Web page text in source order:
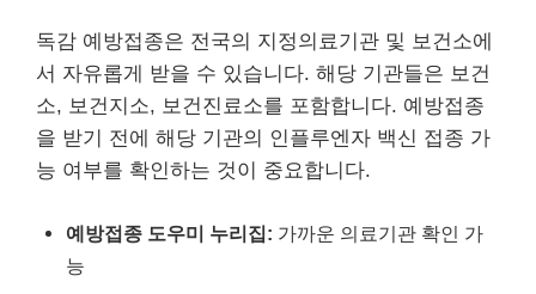
독감 예방접종은 전국의 지정의료기관 및 보건소에
서 자유롭게 받을 수 있습니다. 해당 기관들은 보건
소, 보건지소, 보건진료소를 포함합니다. 예방접종
을 받기 전에 해당 기관의 인플루엔자 백신 접종 가
능 여부를 확인하는 것이 중요합니다.
예방접종 도우미 누리집: 가까운 의료기관 확인 가
능